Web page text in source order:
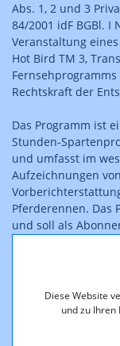
Diese Website
und zu Ihren
Abs. 1, 2 und 3
84/2001 idF BGBl. I
Veranstaltung
Hot Bird TM 3,
Rechtskraft der
Das Programm ist
Stunden-
und umfasst im
Aufzeichnungen
Pferderennen. Das
und soll als
Privathaushalten
Der Bescheid ist